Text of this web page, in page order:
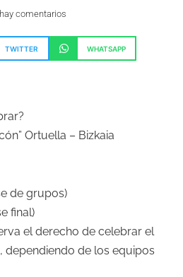
comentarios
TWITTER WHATSAPP
Ortuella – Bizkaia
de grupos)
final)
el derecho de celebrar el
dependiendo de los equipos